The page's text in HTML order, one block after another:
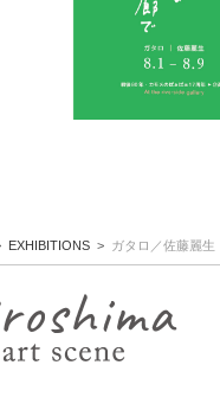
EXHIBITIONS ガタロ／佐藤麗